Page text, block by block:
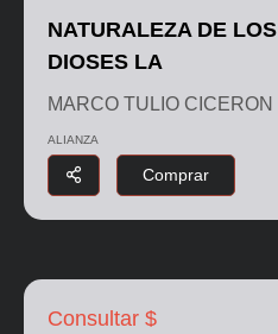
NATURALEZA DE LOS
DIOSES LA
MARCO TULIO CICERON
ALIANZA
Comprar
Consultar $